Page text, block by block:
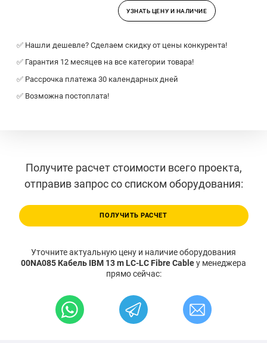
УЗНАТЬ ЦЕНУ И НАЛИЧИЕ
✅ Нашли дешевле? Сделаем скидку от цены конкурента!
✅ Гарантия 12 месяцев на все категории товара!
✅ Рассрочка платежа 30 календарных дней
✅ Возможна постоплата!
Получите расчет стоимости всего проекта,
отправив запрос со списком оборудования:
ПОЛУЧИТЬ РАСЧЕТ
Уточните актуальную цену и наличие оборудования
00NA085 Кабель IBM 13 m LC-LC Fibre Cableу менеджера
прямо сейчас: